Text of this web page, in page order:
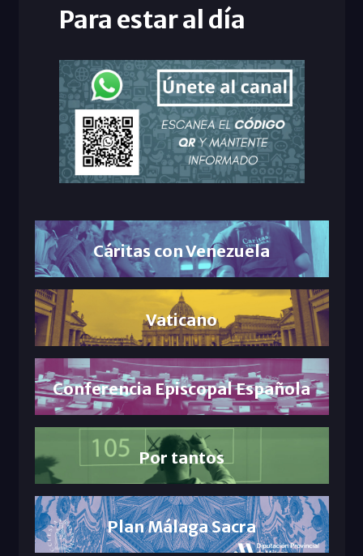
Para estar al día
Cáritas con Venezuela
Vaticano
Conferencia Episcopal Española
Por tantos
Plan Málaga Sacra